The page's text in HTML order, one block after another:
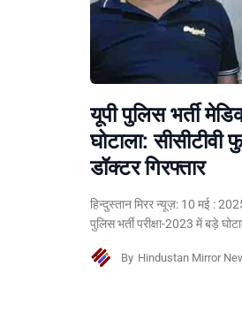
यूपी पुलिस भर्ती
घोटाला:
डॉक्टर गिरफ्तार
हिन्दुस्तान मिरर न्यूज़: 10 मई :
पुलिस भर्ती परीक्षा-2023 में बड़े
By Hindustan Mirror